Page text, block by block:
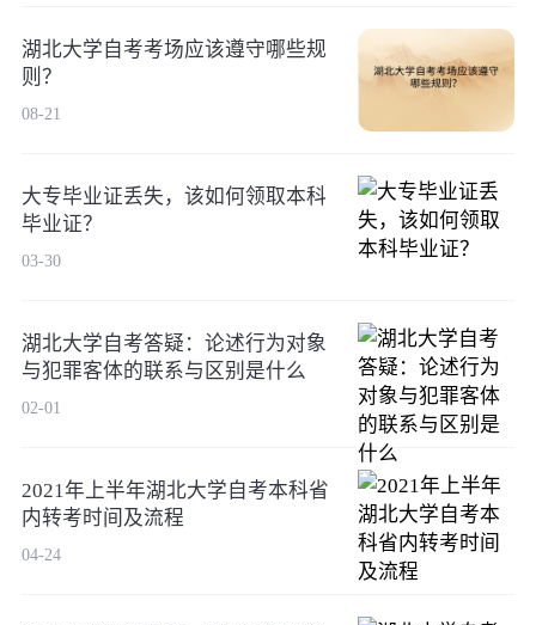
湖北大学自考考场应该遵守哪些规
则？
08-21
大专毕业证丢失，该如何领取本科
毕业证？
03-30
湖北大学自考答疑：论述行为对象
与犯罪客体的联系与区别是什么
02-01
2021年上半年湖北大学自考本科省
内转考时间及流程
04-24